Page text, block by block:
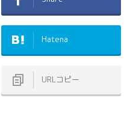
Hatena
URLコピー